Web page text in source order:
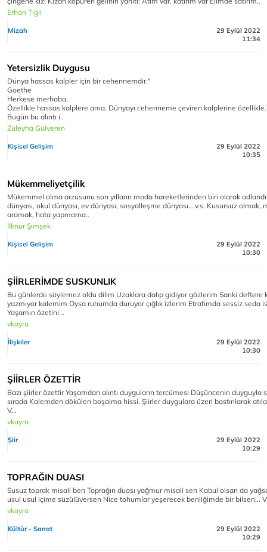
Erhan Tigli
Mizah
29 Eylül 2022
11:34
Yetersizlik Duygusu
Dünya hassas kalpler için bir cehennemdir."
Goethe
Herkese merhaba,
Özellikle hassas kalplere ama. Dünyayı cehenneme çeviren kalplerine özellikle.
Bugün bu alıntı i..
Züleyha Gülveren
Kişisel Gelişim
29 Eylül 2022
10:35
Mükemmeliyetçilik
Mükemmel olma arzusunu son yılların moda hareketlerinden biri olarak
dünyası, okul dünyası, ev dünyası, sosyalleşme dünyası… v.s. Kusursuz olmak,
aramak, hata yapmama..
İlknur Şimşek
Kişisel Gelişim
29 Eylül 2022
10:30
ŞİİRLERİMDE SUSKUNLIK
Bu günlerde söylemez oldu dilim Uzaklara dalıp gidiyor gözlerim Sanki deftere
yazmıyor kalemim Oysa ruhumda duruyor çığlık izlerim Etrafımda sessiz seda
Yaşamın özetini ..
vkayra
İlişkiler
29 Eylül 2022
10:30
ŞİİRLER ÖZETTİR
Bazı şiirler özettir Yaşamdan alıntı duyguların tercümesi Düşüncenin duyguyla
sırada Kalemden dökülen boşalma hissi. Şiirler duygulara üzeri bastırılarak
V...
vkayra
Şiir
29 Eylül 2022
10:29
TOPRAĞIN DUASI
Susuz toprak misali ben Toprağın duası yağmur misali sen Kabul olsan da
usul usul içime süzülüversen Nice tohumlar yeşerecek benliğimde bir bilsen...
vkayra
Kültür - Sanat
29 Eylül 2022
10:29